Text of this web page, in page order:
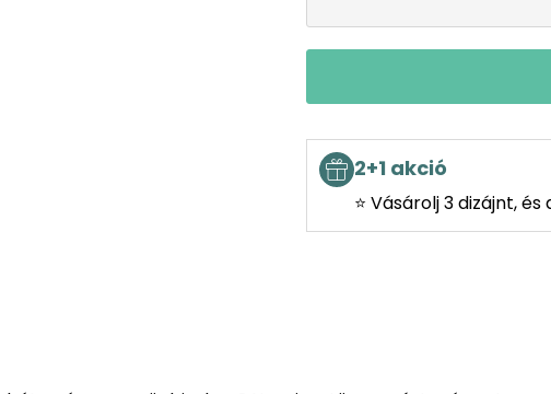
2+1 akció
⭐ Vásárolj 3 dizájnt,